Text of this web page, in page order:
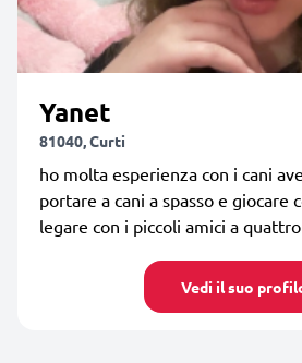
Yanet
81040, Curti
ho molta esperienza con i cani
portare a cani a spasso e giocare
legare con i piccoli amici a
Vedi il suo